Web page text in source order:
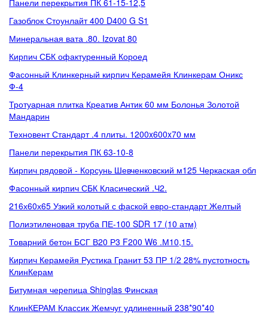
Панели перекрытия ПК 61-15-12,5
Газоблок Стоунлайт 400 D400 G S1
Минеральная вата .80. Izovat 80
Кирпич СБК офактуренный Короед
Фасонный Клинкерный кирпич Керамейя Клинкерам Оникс
Ф-4
Тротуарная плитка Креатив Антик 60 мм Болонья Золотой
Мандарин
Техновент Стандарт .4 плиты. 1200x600x70 мм
Панели перекрытия ПК 63-10-8
Кирпич рядовой - Корсунь Шевченковский м125 Черкаская обл
Фасонный кирпич СБК Класический .Ч2.
216х60х65 Узкий колотый с фаской евро-стандарт Желтый
Полиэтиленовая труба ПЕ-100 SDR 17 (10 атм)
Товарний бетон БСГ В20 Р3 F200 W6 .М10,15.
Кирпич Керамейя Рустика Гранит 53 ПР 1/2 28% пустотность
КлинКерам
Битумная черепица Shinglas Финская
КлинКЕРАМ Классик Жемчуг удлиненный 238*90*40